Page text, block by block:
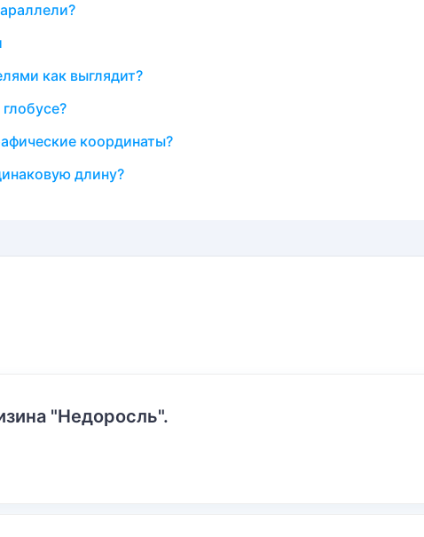
как выглядит?
координаты?
длину?
"Недоросль".